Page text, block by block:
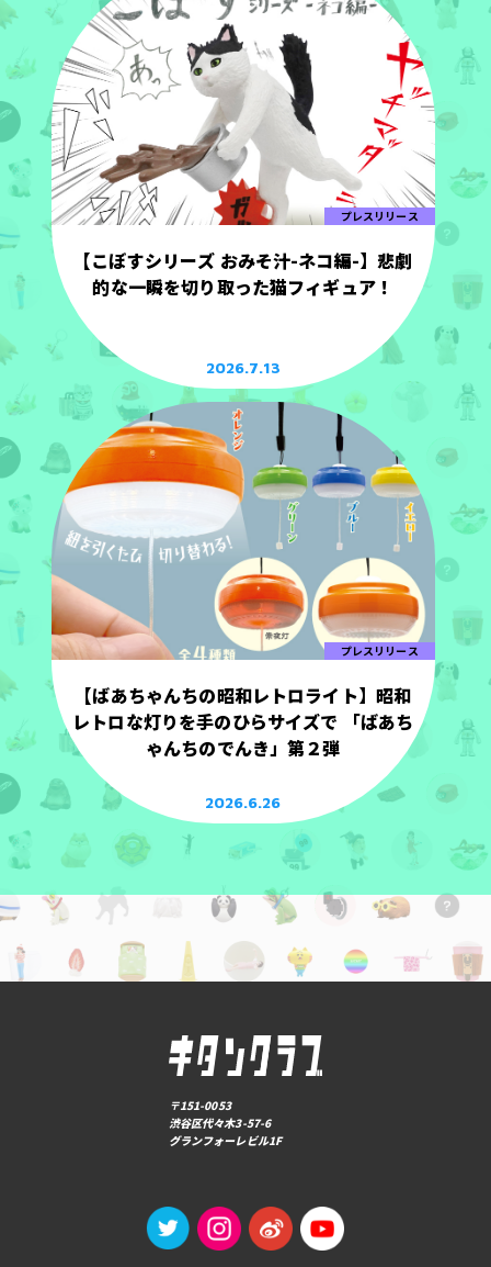
プレスリリース
【こぼすシリーズ おみそ汁-ネコ編-】悲劇
的な一瞬を切り取った猫フィギュア！
2026.7.13
プレスリリース
【ばあちゃんちの昭和レトロライト】昭和
レトロな灯りを手のひらサイズで 「ばあち
ゃんちのでんき」第２弾
2026.6.26
〒151-0053
渋谷区代々木3-57-6
グランフォーレビル1F